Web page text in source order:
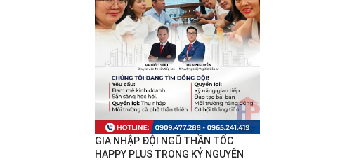
GIA NHẬP ĐỘI NGŨ THẦN TỐC
HAPPY PLUS TRONG KỶ NGUYÊN